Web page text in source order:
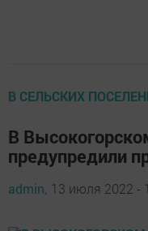
В СЕЛЬСКИХ
В
предупредили
admin, 13 июля 2022 -